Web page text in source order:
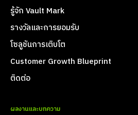
รู้จัก Vault Mark
รางวัลและการยอมรับ
โซลูชันการเติบโต
Customer Growth Blueprint
ติดต่อ
ผลงานและบทความ